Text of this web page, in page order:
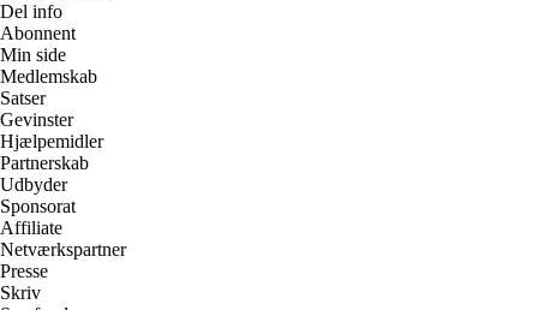
Del info
Abonnent
Min side
Medlemskab
Satser
Gevinster
Hjælpemidler
Partnerskab
Udbyder
Sponsorat
Affiliate
Netværkspartner
Presse
Skriv